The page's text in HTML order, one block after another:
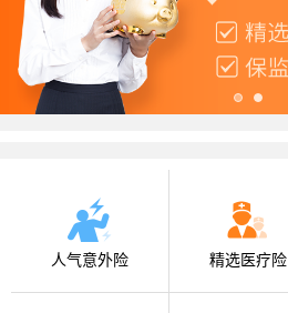
人气意外险 精选医疗险